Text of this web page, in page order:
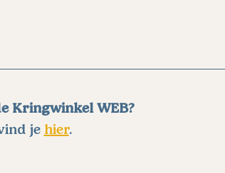
Kringwinkel WEB?
je hier.